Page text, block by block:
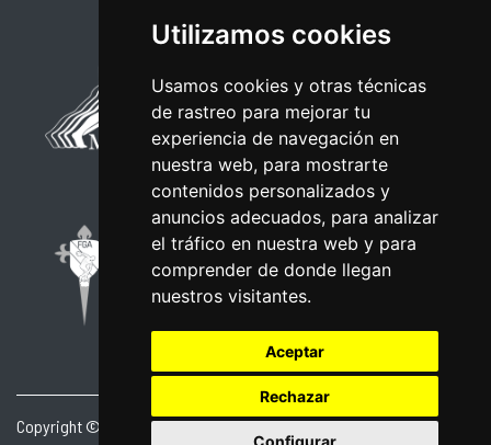
Utilizamos cookies
Usamos cookies y otras técnicas
de rastreo para mejorar tu
experiencia de navegación en
nuestra web, para mostrarte
contenidos personalizados y
anuncios adecuados, para analizar
el tráfico en nuestra web y para
comprender de donde llegan
nuestros visitantes.
Aceptar
Rechazar
Configurar
Copyright © 2026 | Powered byCCNorte Desarrollo|Nota legal